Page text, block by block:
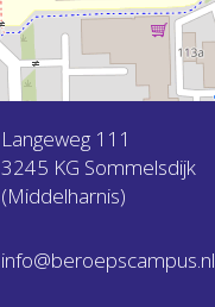
Langeweg 111
3245 KG Sommelsdijk
(Middelharnis)
info@beroepscampus.nl